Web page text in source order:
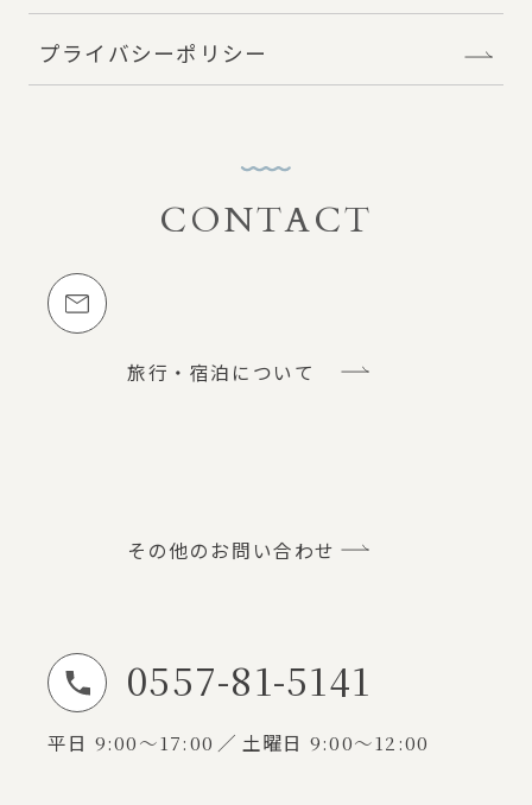
プライバシーポリシー
お問い合わせCONTACT
メールでのお問い合わせ
旅行・宿泊について
その他のお問い合わせ
お電話でのお問い合わせ
0557-81-5141
平日 9:00～17:00 土曜日 9:00～12:00